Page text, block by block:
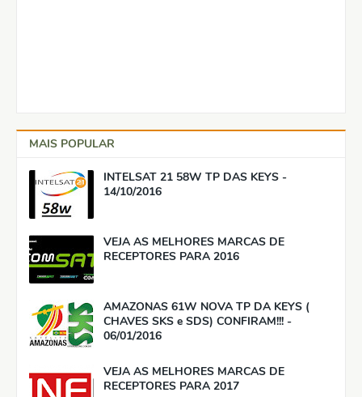
MAIS POPULAR
INTELSAT 21 58W TP DAS KEYS -
14/10/2016
VEJA AS MELHORES MARCAS DE
RECEPTORES PARA 2016
AMAZONAS 61W NOVA TP DA KEYS (
CHAVES SKS e SDS) CONFIRAM!!! -
06/01/2016
VEJA AS MELHORES MARCAS DE
RECEPTORES PARA 2017